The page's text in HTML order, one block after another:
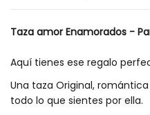
Taza amor Enamorados -
Aquí tienes ese regalo
Una taza Original,
todo lo que sientes por ella.